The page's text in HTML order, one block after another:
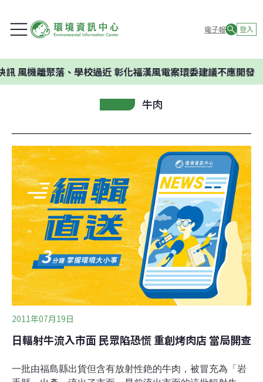
電子報 登入
落、學校過近 彰化福漢風電案環委建議不應開發
牛肉
2011年07月19日
日輻射牛流入市面 民眾陷恐慌 重創烤肉店 當局開查
一批由福島縣出貨但含有放射性銫的牛肉，被冒充為「岩